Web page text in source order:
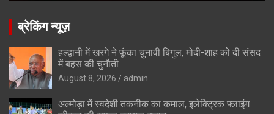
ब्रेकिंग न्यूज़
हल्द्वानी में खरगे ने फूंका चुनावी बिगुल, मोदी-शाह को दी संसद
में बहस की चुनौती
August 8, 2026 admin
अल्मोड़ा में स्वदेशी तकनीक का कमाल, इलेक्ट्रिक फ्लाइंग